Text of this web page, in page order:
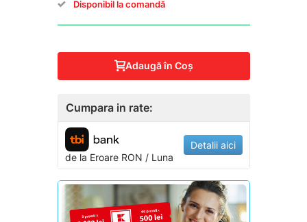
Disponibil la comandă
Adaugă în Coş
Cumpara in rate:
de la EroareRON / Luna
Detalii aici